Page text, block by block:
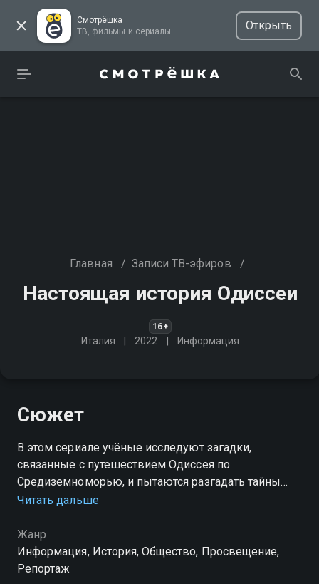
Смотрёшка
ТВ, фильмы и сериалы
Открыть
Главная / Записи ТВ-эфиров /
Настоящая история Одиссеи
16+
Италия 2022 Информация
Сюжет
В этом сериале учёные исследуют загадки,
связанные с путешествием Одиссея по
Средиземноморью, и пытаются разгадать тайны
одного из величайших литературных произведений
Читать дальше
Жанр
Информация, История, Общество, Просвещение,
Репортаж